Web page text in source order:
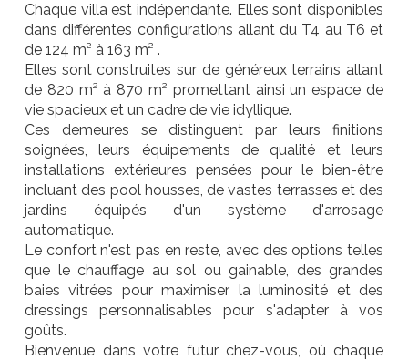
Chaque villa est indépendante. Elles sont disponibles
dans différentes configurations allant du T4 au T6 et
de 124 m² à 163 m² .
Elles sont construites sur de généreux terrains allant
de 820 m² à 870 m² promettant ainsi un espace de
vie spacieux et un cadre de vie idyllique.
Ces demeures se distinguent par leurs finitions
soignées, leurs équipements de qualité et leurs
installations extérieures pensées pour le bien-être
incluant des pool housses, de vastes terrasses et des
jardins équipés d'un système d'arrosage
automatique.
Le confort n'est pas en reste, avec des options telles
que le chauffage au sol ou gainable, des grandes
baies vitrées pour maximiser la luminosité et des
dressings personnalisables pour s'adapter à vos
goûts.
Bienvenue dans votre futur chez-vous, où chaque